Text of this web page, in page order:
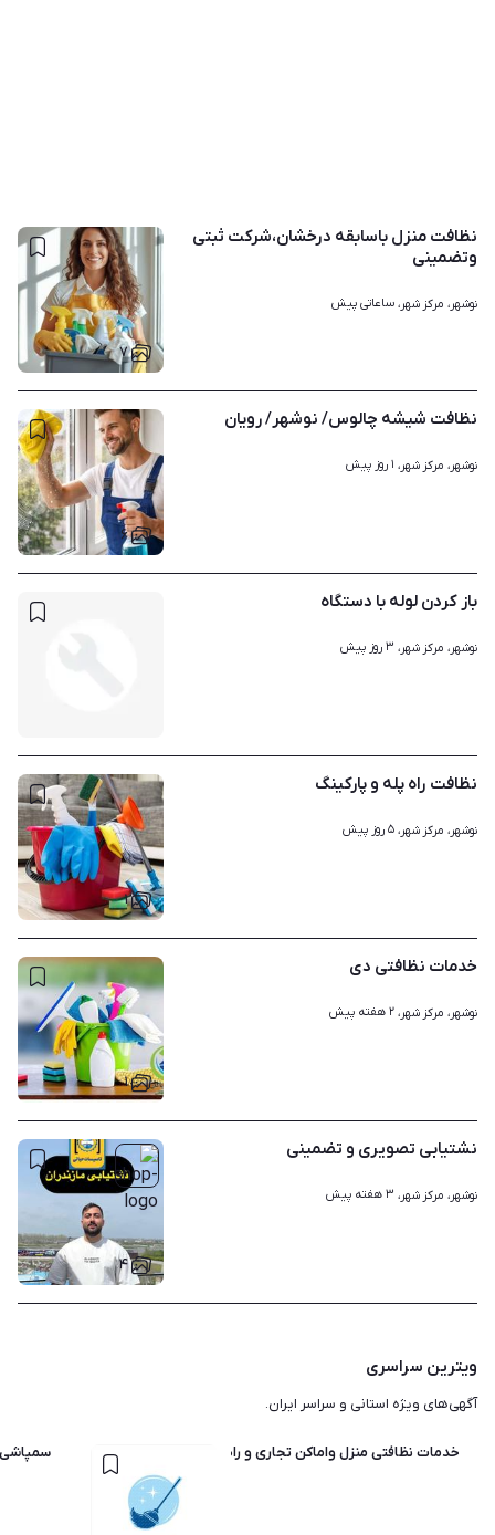
۷
نظافت منزل باسابقه درخشان،شرکت ثبتی
وتضمینی
نوشهر، مرکز شهر، ساعاتی پیش
۶
نظافت شیشه چالوس/ نوشهر/ رویان
نوشهر، مرکز شهر، ۱ روز پیش
باز کردن لوله با دستگاه
نوشهر، مرکز شهر، ۳ روز پیش
۱
نظافت راه پله و پارکینگ
نوشهر، مرکز شهر، ۵ روز پیش
۱
خدمات نظافتی دی
نوشهر، مرکز شهر، ۲ هفته پیش
۴
نشتیابی تصویری و تضمینی
نوشهر، مرکز شهر، ۳ هفته پیش
ویترین سراسری
آگهی‌های ویژه استانی و سراسر ایران.
خدمات نظافتی منزل واماکن تجاری و راه پله...*پاک اندیشان* سمپاشی 100٪تضمینی ساس،کک،سوسک ریز،موریانه